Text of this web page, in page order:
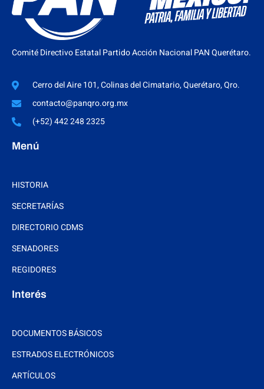
Comité Directivo Estatal Partido Acción Nacional PAN Querétaro.
Cerro del Aire 101, Colinas del Cimatario, Querétaro, Qro.
contacto@panqro.org.mx
(+52) 442 248 2325
Menú
HISTORIA
SECRETARÍAS
DIRECTORIO CDMS
SENADORES
REGIDORES
Interés
DOCUMENTOS BÁSICOS
ESTRADOS ELECTRÓNICOS
ARTÍCULOS